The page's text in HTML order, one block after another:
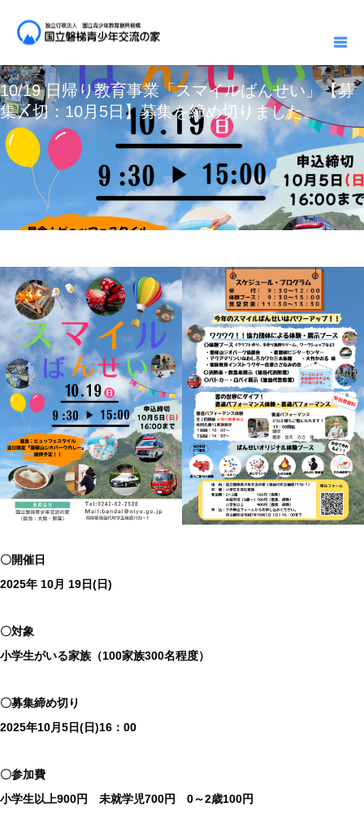
2025.09.14
10/19 日帰り教育事業「スマイルばんせい」【募
集〆切：10月5日】募集を締め切りました。
〇開催日
2025年 10月 19日(日)
〇対象
小学生がいる家族 （100家族300名程度）
〇募集締め切り
2025年10⽉5日(日)16：00
〇参加費
小学生以上900円 未就学児700円 0～2歳100円